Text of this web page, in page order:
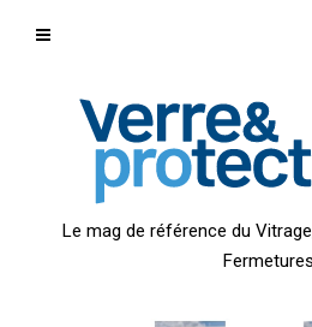
Le mag de référence du
Fermetures